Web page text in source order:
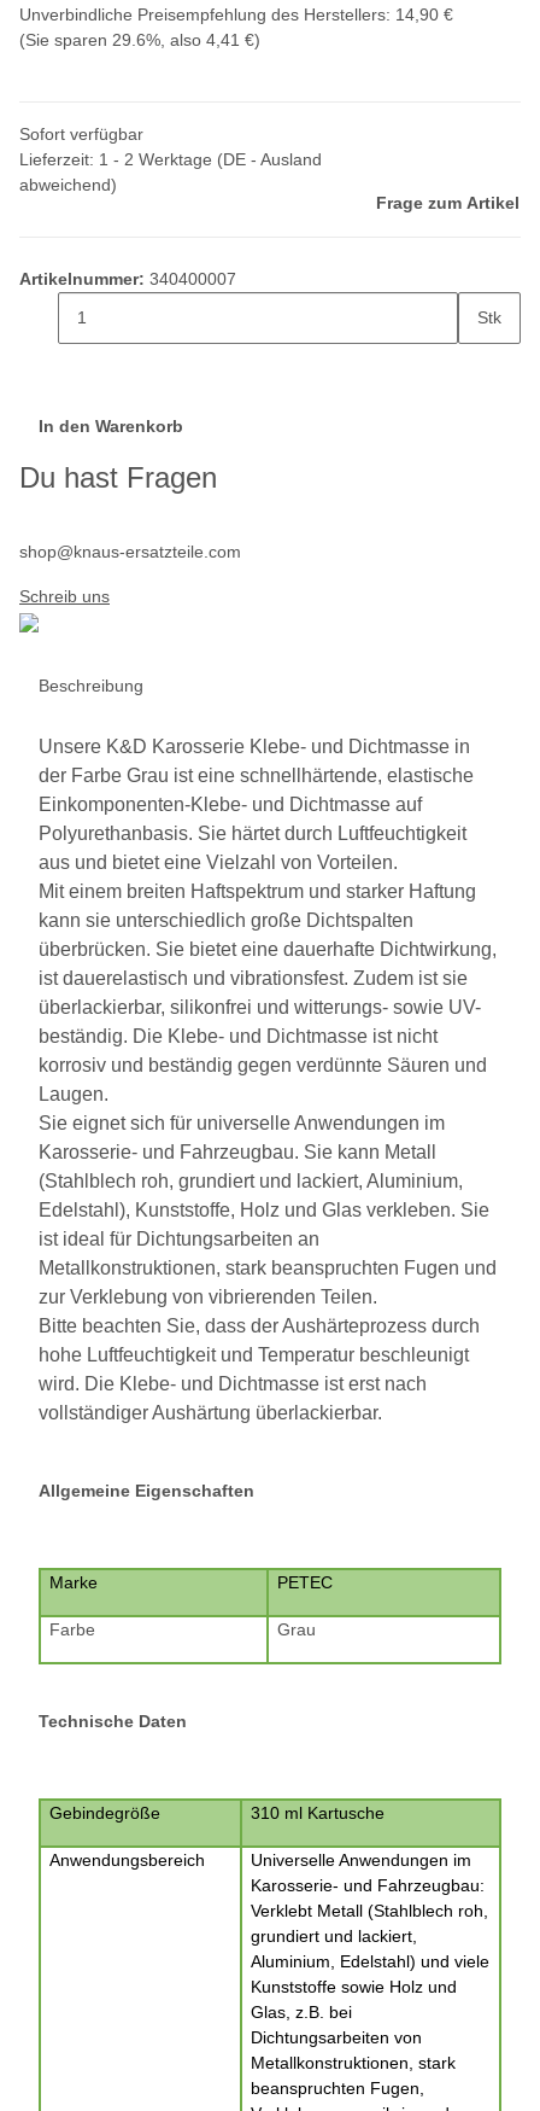
Unverbindliche Preisempfehlung des Herstellers: 14,90 €
(Sie sparen 29.6% , also 4,41 €)
Sofort verfügbar
Lieferzeit: 1 - 2 Werktage (DE - Ausland
abweichend)
Frage zum Artikel
Artikelnummer: 340400007
Stk
In den Warenkorb
Du hast Fragen
shop@knaus-ersatzteile.com
Schreib uns
Beschreibung
Unsere K&D Karosserie Klebe- und Dichtmasse in
der Farbe Grau ist eine schnellhärtende, elastische
Einkomponenten-Klebe- und Dichtmasse auf
Polyurethanbasis. Sie härtet durch Luftfeuchtigkeit
aus und bietet eine Vielzahl von Vorteilen.
Mit einem breiten Haftspektrum und starker Haftung
kann sie unterschiedlich große Dichtspalten
überbrücken. Sie bietet eine dauerhafte Dichtwirkung,
ist dauerelastisch und vibrationsfest. Zudem ist sie
überlackierbar, silikonfrei und witterungs- sowie UV-
beständig. Die Klebe- und Dichtmasse ist nicht
korrosiv und beständig gegen verdünnte Säuren und
Laugen.
Sie eignet sich für universelle Anwendungen im
Karosserie- und Fahrzeugbau. Sie kann Metall
(Stahlblech roh, grundiert und lackiert, Aluminium,
Edelstahl), Kunststoffe, Holz und Glas verkleben. Sie
ist ideal für Dichtungsarbeiten an
Metallkonstruktionen, stark beanspruchten Fugen und
zur Verklebung von vibrierenden Teilen.
Bitte beachten Sie, dass der Aushärteprozess durch
hohe Luftfeuchtigkeit und Temperatur beschleunigt
wird. Die Klebe- und Dichtmasse ist erst nach
vollständiger Aushärtung überlackierbar.
Allgemeine Eigenschaften
Marke PETEC
Farbe Grau
Technische Daten
Gebindegröße 310 ml Kartusche
Anwendungsbereich
Universelle Anwendungen im
Karosserie- und Fahrzeugbau:
Verklebt Metall (Stahlblech roh,
grundiert und lackiert,
Aluminium, Edelstahl) und viele
Kunststoffe sowie Holz und
Glas, z.B. bei
Dichtungsarbeiten von
Metallkonstruktionen, stark
beanspruchten Fugen,